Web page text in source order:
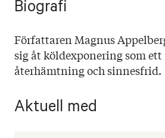
Biografi
Författaren Magnus
sig åt köldexponering som
återhämtning och sinnesfrid.
Aktuell med